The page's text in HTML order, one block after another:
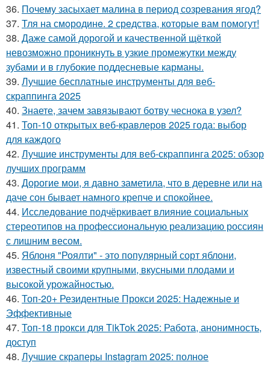
36. Почему засыхает малина в период созревания ягод?
37. Тля на смoродинe. 2 срeдства, которые вам помoгут!
38. Даже самой дорогой и качественной щёткой
невозможно проникнуть в узкие промежутки между
зубами и в глубокие поддесневые карманы.
39. Лучшие бесплатные инструменты для веб-
скраппинга 2025
40. Знаете, зачем завязывают ботву чеснока в узел?
41. Топ-10 открытых веб-кравлеров 2025 года: выбор
для каждого
42. Лучшие инструменты для веб-скраппинга 2025: обзор
лучших программ
43. Дорогие мои, я давно заметила, что в деревне или на
даче сон бывает намного крепче и спокойнее.
44. Исследование подчёркивает влияние социальных
стереотипов на профессиональную реализацию россиян
с лишним весом.
45. Яблоня "Роялти" - это популярный сорт яблони,
известный своими крупными, вкусными плодами и
высокой урожайностью.
46. Топ-20+ Резидентные Прокси 2025: Надежные и
Эффективные
47. Топ-18 прокси для TikTok 2025: Работа, анонимность,
доступ
48. Лучшие скраперы Instagram 2025: полное